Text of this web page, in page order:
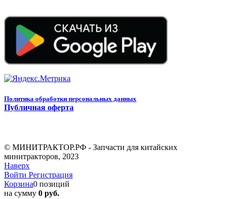
Политика обработки персональных данных
Публичная оферта
© МИНИТРАКТОР.РФ - Запчасти для китайских
минитракторов, 2023
Наверх
Войти Регистрация
Корзина0 позиций
на сумму 0 руб.